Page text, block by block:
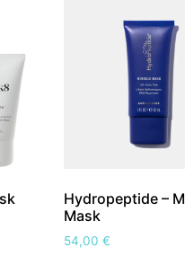
Hydropeptide –
Mask
54,00€